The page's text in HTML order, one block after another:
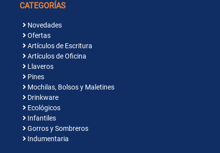
CATEGORÍAS
Novedades
Ofertas
Artículos de Escritura
Artículos de Oficina
Llaveros
Pines
Mochilas, Bolsos y Maletines
Drinkware
Ecológicos
Infantiles
Gorros y Sombreros
Indumentaria